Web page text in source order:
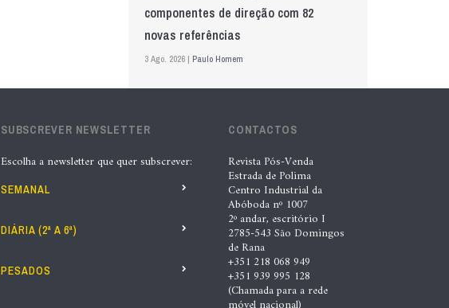
componentes de direção com 82
novas referências
3 Ago. 2026 | Paulo Homem
controlo de qualidade
5 Ago. 2026 | Nádia Conceição
GS Pro Tyres assume representação
exclusiva da Laufenn em Portugal
Paulo Homem
“A INDASA procura ajudar os seus
SUBSCREVER NEWSLETTER
Escolha a newsletter que quer subscrever:
SEMANAL
DIÁRIA (2ª A 6ª)
PESADOS
CONTACTOS
Revista Pós-Venda
Estrada de Polima
Centro Industrial da
Abóboda nº 1007
2º andar, escritório I
2785-543 São Domingos
de Rana
+351 218 068 949
+351 939 995 128
(Chamada para a rede